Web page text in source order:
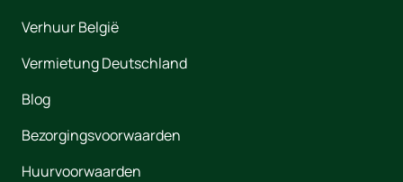
Verhuur België
Vermietung Deutschland
Blog
Bezorgingsvoorwaarden
Huurvoorwaarden